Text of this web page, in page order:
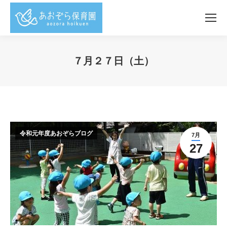
７月２７日（土）
7月
27
令和元年度あおぞらブログ